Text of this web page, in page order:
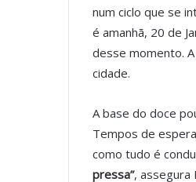
num ciclo que se
é amanhã, 20 de
desse momento.
cidade.
A base do doce
Tempos de
como tudo é
pressa”, assegura